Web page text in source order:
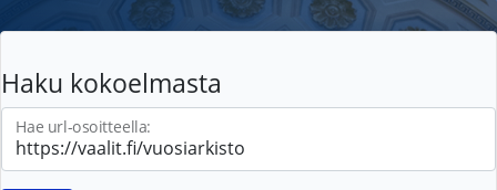
Haku kokoelmasta
Hae url-osoitteella: